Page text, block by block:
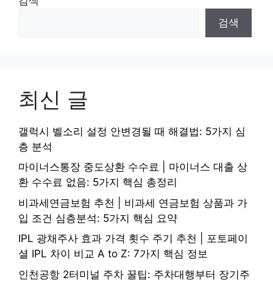
검색
최신 글
갤럭시 벨소리 설정 안변경될 때 해결법: 5가지 심
층 분석
마이너스통장 중도상환 수수료 | 마이너스 대출 상
환 수수료 없음: 5가지 핵심 총정리
비과세연금보험 추천 | 비과세 연금보험 상품과 가
입 조건 심층분석: 5가지 핵심 요약
IPL 광채주사 효과 가격 횟수 주기 추천 | 포토페이
셜 IPL 차이 비교 A to Z: 7가지 핵심 정보
인천공항 2터미널 주차 꿀팁: 주차대행부터 장기주